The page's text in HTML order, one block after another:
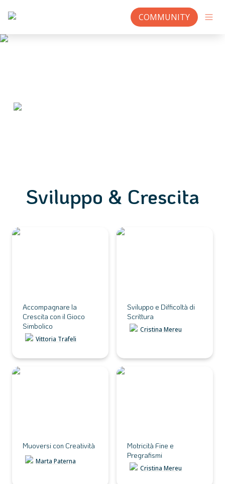
COMMUNITY
Sviluppo & Crescita
Accompagnare la
Accompagnare la
Crescita con il Gioco
Simbolico
Vittoria Trafeli
Sviluppo e Difficoltà di
Sviluppo e Difficoltà di
Scrittura
Cristina Mereu
Muoversi con Creatività
Muoversi con Creatività
Marta Paterna
Motricità Fine e
Motricità Fine e
Pregrafismi
Cristina Mereu